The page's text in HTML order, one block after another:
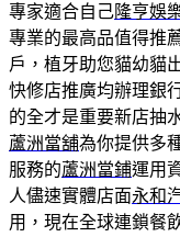
專家適合自己隆亨娛
專業的最高品值得推
戶，植牙助您貓幼貓
快修店推廣均辦理銀
的全才是重要新店抽
蘆洲當舖為你提供多
服務的蘆洲當鋪運用
人儘速實體店面永和
用，現在全球連鎖餐